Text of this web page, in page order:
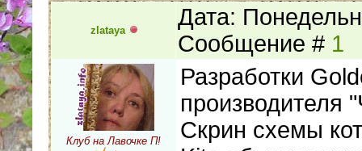
zlataya
Дата:
Сообщение # 1
Клуб на Лавочке П!
Разработки
производителя
Скрин схемы